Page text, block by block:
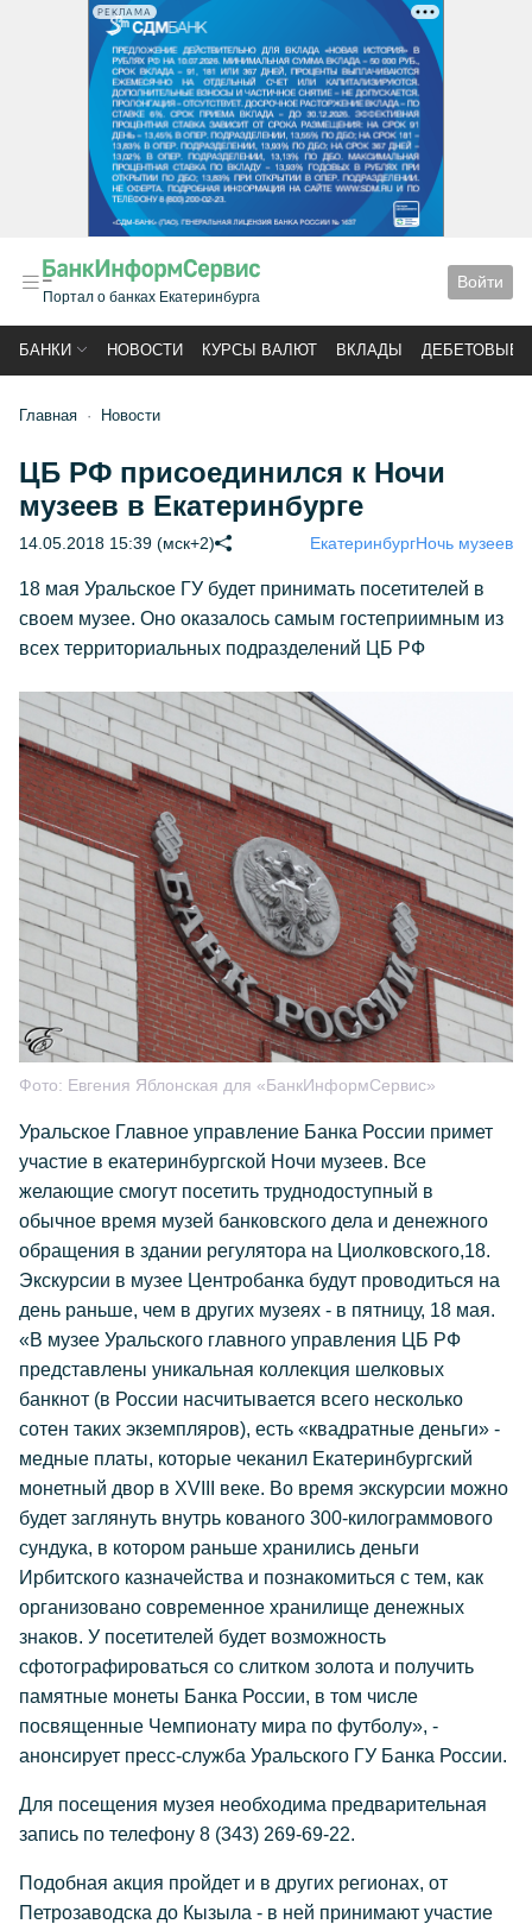
РЕКЛАМА
Портал о банках Екатеринбурга
Войти
БАНКИ НОВОСТИ КУРСЫ ВАЛЮТ ВКЛАДЫ ДЕБЕТОВЫЕ
Главная Новости
ЦБ РФ присоединился к Ночи
музеев в Екатеринбурге
14.05.2018 15:39 (мск+2) ЕкатеринбургНочь музеев
18 мая Уральское ГУ будет принимать посетителей в
своем музее. Оно оказалось самым гостеприимным из
всех территориальных подразделений ЦБ РФ
Фото: Евгения Яблонская для «БанкИнформСервис»
Уральское Главное управление Банка России примет
участие в екатеринбургской Ночи музеев. Все
желающие смогут посетить труднодоступный в
обычное время музей банковского дела и денежного
обращения в здании регулятора на Циолковского,18.
Экскурсии в музее Центробанка будут проводиться на
день раньше, чем в других музеях - в пятницу, 18 мая.
«В музее Уральского главного управления ЦБ РФ
представлены уникальная коллекция шелковых
банкнот (в России насчитывается всего несколько
сотен таких экземпляров), есть «квадратные деньги» -
медные платы, которые чеканил Екатеринбургский
монетный двор в XVIII веке. Во время экскурсии можно
будет заглянуть внутрь кованого 300-килограммового
сундука, в котором раньше хранились деньги
Ирбитского казначейства и познакомиться с тем, как
организовано современное хранилище денежных
знаков. У посетителей будет возможность
сфотографироваться со слитком золота и получить
памятные монеты Банка России, в том числе
посвященные Чемпионату мира по футболу», -
анонсирует пресс-служба Уральского ГУ Банка России.
Для посещения музея необходима предварительная
запись по телефону 8 (343) 269-69-22.
Подобная акция пройдет и в других регионах, от
Петрозаводска до Кызыла - в ней принимают участие